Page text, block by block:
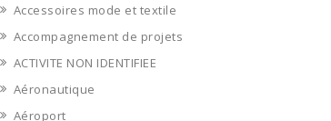
Accessoires mode et textile
Accompagnement de projets
ACTIVITE NON IDENTIFIEE
Aéronautique
Aéroport